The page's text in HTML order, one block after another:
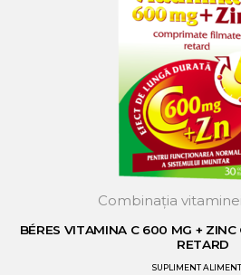
Combinaţia
BÉRES VITAMINA C 600 MG +
RETARD
SUPLIMENT